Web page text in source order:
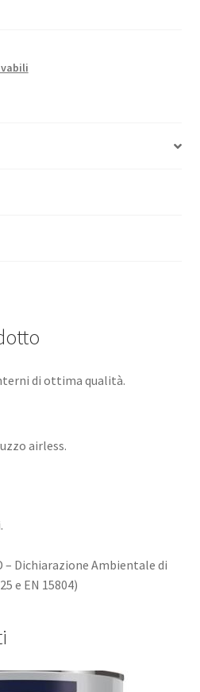
di ottima qualità.
airless.
– Dichiarazione Ambientale di
e EN 15804)